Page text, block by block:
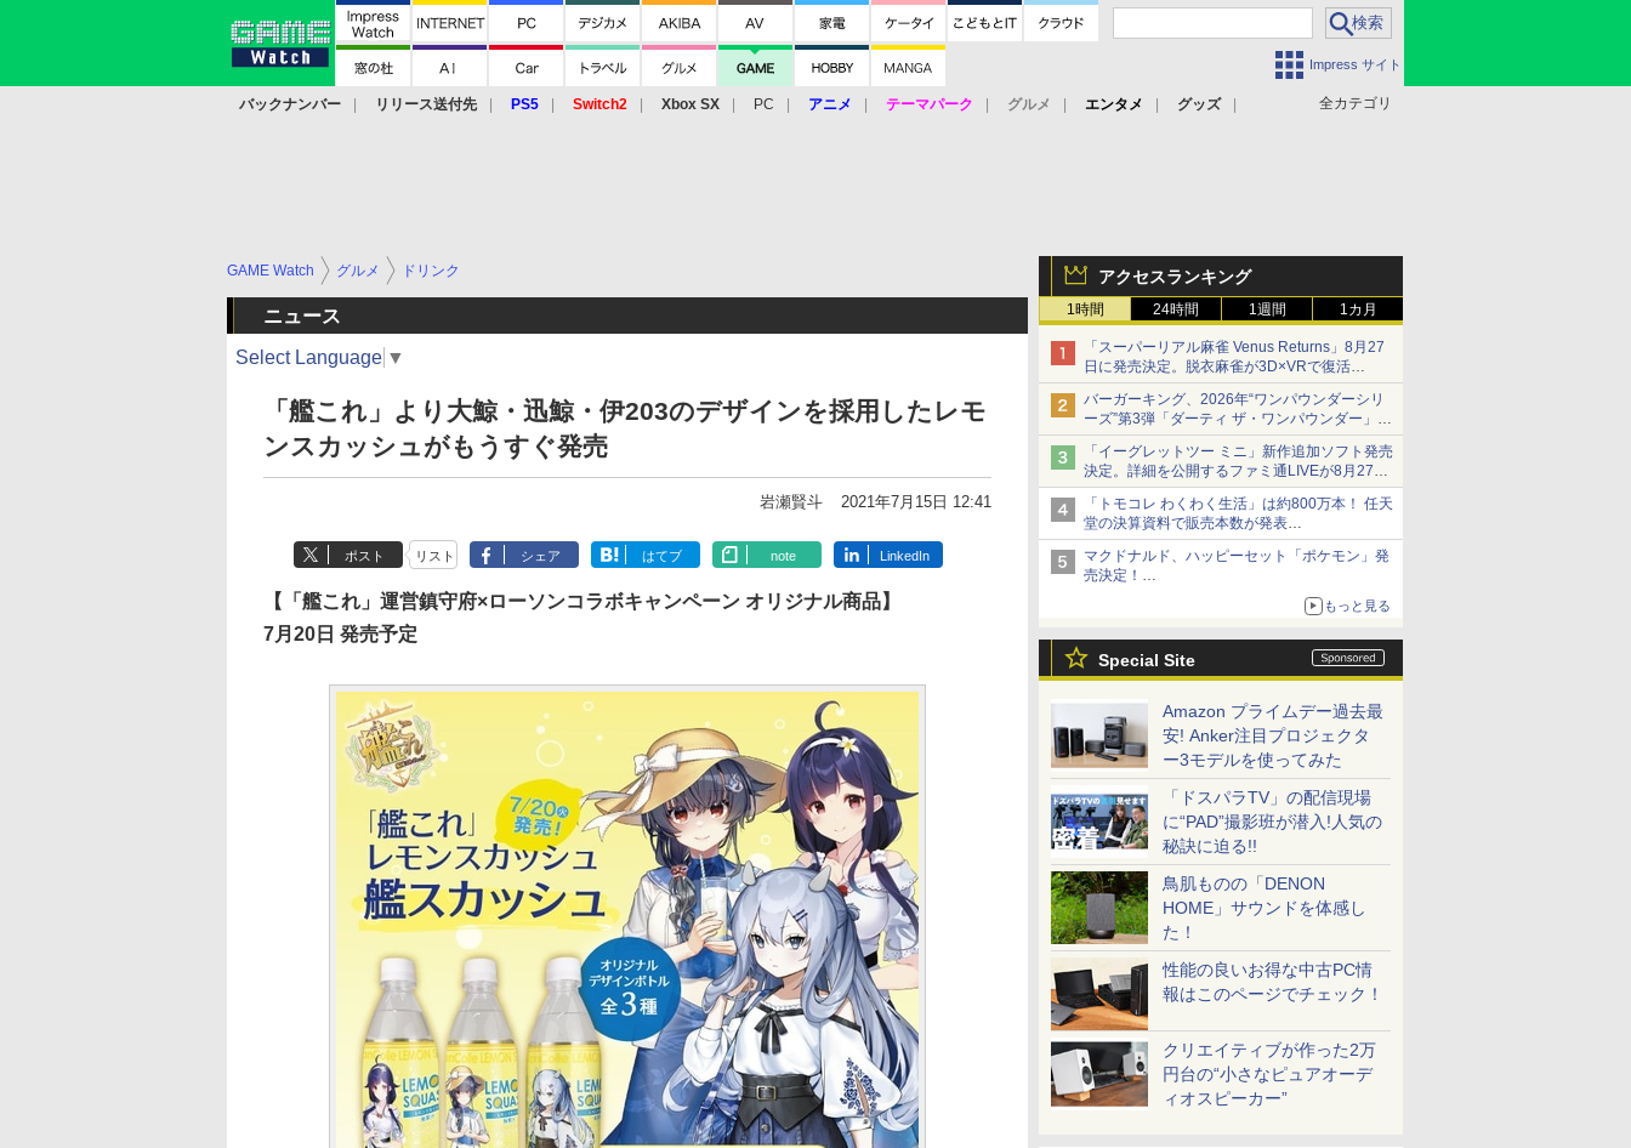
Impress サイト
全カテゴリ
バックナンバー リリース送付先 PS5 Switch2 Xbox SX PC アニメ テーマパーク グルメ エンタメ
グッズ
アクセスランキング
1時間 24時間 1週間 1カ月
「スーパーリアル麻雀 Venus Returns」8月27
日に発売決定。脱衣麻雀が3D×VRで復活
発売から2週間は20%オフになるセールが実施
バーガーキング、2026年“ワンパウンダーシリ
ーズ”第3弾「ダーティ ザ・ワンパウンダー」を
8月7日発売
「特製ガーリックマヨソース」を使用した超大
型チーズバーガー
「イーグレットツー ミニ」新作追加ソフト発売
決定。詳細を公開するファミ通LIVEが8月27日
20時から配信
シリーズ累計100タイトルへ
「トモコレ わくわく生活」は約800万本！ 任天
堂の決算資料で販売本数が発表
「ぽこポケ」は127万本に
マクドナルド、ハッピーセット「ポケモン」発
売決定！
ポケモン30周年記念で30匹が大集合
もっと見る
Special Site
Amazon プライムデー過去最
安! Anker注目プロジェクタ
ー3モデルを使ってみた
「ドスパラTV」の配信現場
に“PAD”撮影班が潜入!人気の
秘訣に迫る!!
鳥肌ものの「DENON
HOME」サウンドを体感し
た！
性能の良いお得な中古PC情
報はこのページでチェック！
クリエイティブが作った2万
円台の“小さなピュアオーデ
ィオスピーカー”
GAME Watch グルメ ドリンク
ニュース
Select Language ▼
「艦これ」より大鯨・迅鯨・伊203のデザインを採用したレモ
ンスカッシュがもうすぐ発売
岩瀬賢斗 2021年7月15日 12:41
ポスト リスト シェア はてブ note LinkedIn
【「艦これ」運営鎮守府×ローソンコラボキャンペーン オリジナル商品】
7月20日 発売予定